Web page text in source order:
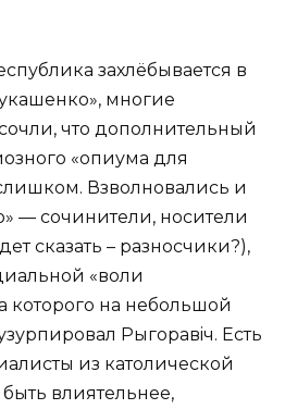
захлёбывается в
многие
что дополнительный
«опиума для
Взволновались и
— сочинители, носители
сказать – разносчики?),
«воли
которого на небольшой
Рыгоравiч. Есть
из католической
влиятельнее,